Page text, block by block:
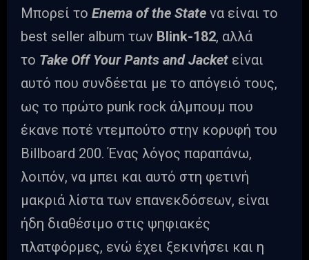
Μπορεί το Enema of the State να είναι το
best seller album των Blink-182, αλλά
το Take Off Your Pants and Jacket είναι
αυτό που συνδέεται με το απόγειό τους,
ως το πρώτο punk rock άλμπουμ που
έκανε ποτέ ντεμπούτο στην κορυφή του
Billboard 200. Ένας λόγος παραπάνω,
λοιπόν, να μπει και αυτό στη φετινή
μακριά λίστα των επανεκδόσεων, είναι
ήδη διαθέσιμο στις ψηφιακές
πλατφόρμες, ενώ έχει ξεκινήσει και η